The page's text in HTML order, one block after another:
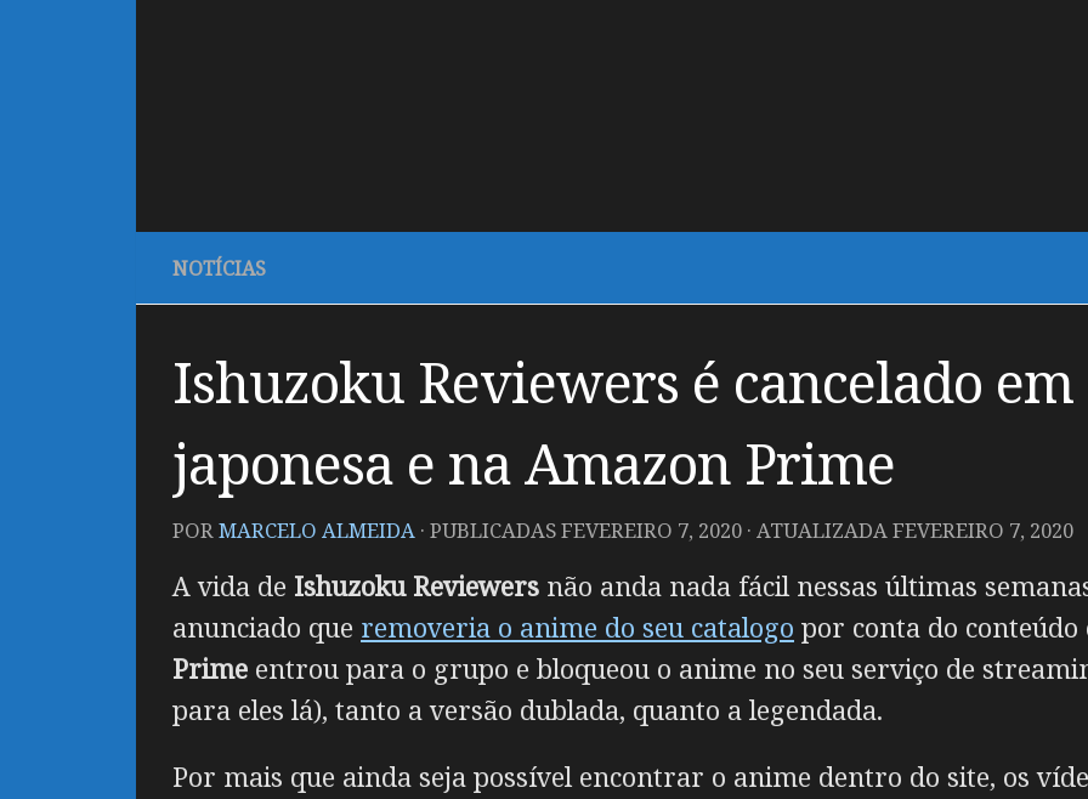
NOTÍCIAS
Ishuzoku Reviewers é cancelado em
japonesa e na Amazon Prime
PORMARCELO ALMEIDA · PUBLICADASFEVEREIRO 7, 2020 · ATUALIZADAFEVEREIRO 7, 2020
A vida de Ishuzoku Reviewers não anda nada fácil nessas últimas
anunciado que removeria o anime do seu catalogo por conta do
Prime entrou para o grupo e bloqueou o anime no seu serviço de
para eles lá), tanto a versão dublada, quanto a legendada.
Por mais que ainda seja possível encontrar o anime dentro do site, os